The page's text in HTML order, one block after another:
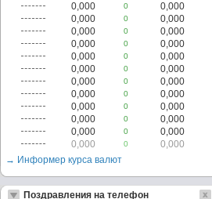
0,000
0
0,000
0,000
0
0,000
0,000
0
0,000
0,000
0
0,000
0,000
0
0,000
0,000
0
0,000
0,000
0
0,000
0,000
0
0,000
0,000
0
0,000
0,000
0
0,000
0,000
0
0,000
0,000
0
0,000
→ Информер курса валют
Поздравления на телефон